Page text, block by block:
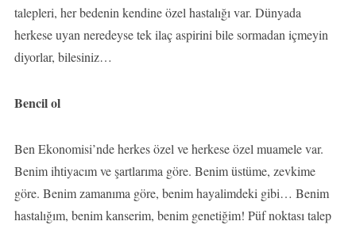
talepleri, her bedenin kendine özel hastalığı var. Dünyada
herkese uyan neredeyse tek ilaç aspirini bile sormadan içmeyin
diyorlar, bilesiniz…
Bencil ol
Ben Ekonomisi’nde herkes özel ve herkese özel muamele var.
Benim ihtiyacım ve şartlarıma göre. Benim üstüme, zevkime
göre. Benim zamanıma göre, benim hayalimdeki gibi… Benim
hastalığım, benim kanserim, benim genetiğim! Püf noktası talep